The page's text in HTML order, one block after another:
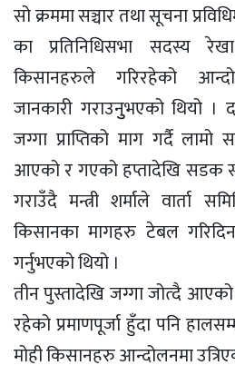
सो क्रममा सञ्चार तथा सूचना
का प्रतिनिधिसभा सदस्य
किसानहरुले गरिरहेको
जानकारी गराउनुुभएको थियो ।
जग्गा प्राप्तिको माग गर्दै
आएको र गएको हप्तादेखि सडक
गराउँदै मन्त्री शर्माले वार्ता
किसानका मागहरु टेबल गरिदिन
गर्नुभएको थियो ।
तीन पुस्तादेखि जग्गा जोत्दै
रहेको प्रमाणपूर्जा हुँदा पनि
मोही किसानहरु आन्दोलनमा